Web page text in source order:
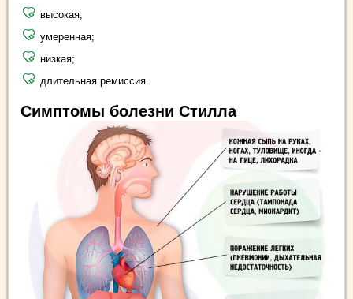
высокая;
умеренная;
низкая;
длительная ремиссия.
Симптомы болезни Стилла